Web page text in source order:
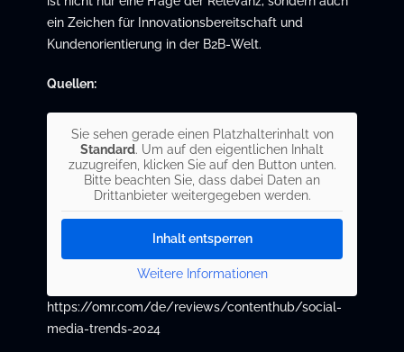
ein Zeichen für Innovationsbereitschaft und
Kundenorientierung in der B2B-Welt.
Quellen:
Sie sehen gerade einen Platzhalterinhalt von
Standard. Um auf den eigentlichen Inhalt
zuzugreifen, klicken Sie auf den Button unten.
Bitte beachten Sie, dass dabei Daten an
Drittanbieter weitergegeben werden.
Inhalt entsperren
Weitere Informationen
https://omr.com/de/reviews/contenthub/social-
media-trends-2024